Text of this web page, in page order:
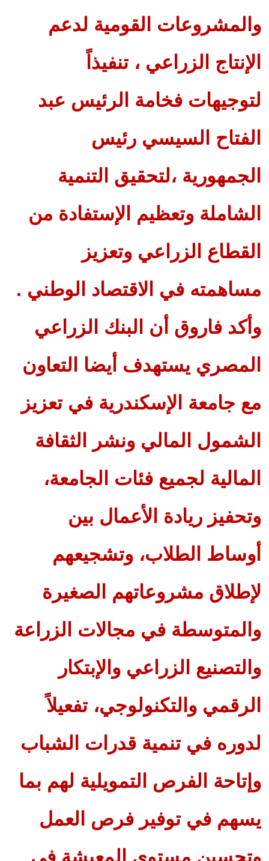
والمشروعات القومية لدعم
الإنتاج الزراعي ، تنفيذاً
لتوجيهات فخامة الرئيس عبد
الفتاح السيسي رئيس
الجمهورية ،لتحقيق التنمية
الشاملة وتعظيم الإستفادة من
القطاع الزراعي وتعزيز
مساهمته في الاقتصاد الوطني .
وأكد فاروق أن البنك الزراعي
المصري يستهدف أيضا التعاون
مع جامعة الإسكندرية في تعزيز
الشمول المالي ونشر الثقافة
المالية لجميع فئات الجامعة،
وتحفيز ريادة الأعمال بين
أوساط الطلاب، وتشجيعهم
لإطلاق مشروعاتهم الصغيرة
والمتوسطة في مجالات الزراعة
والتصنيع الزراعي والإبتكار
الرقمي والتكنولوجي، تفعيلاً
لدوره في تنمية قدرات الشباب
وإتاحة الفرص التمويلية لهم بما
يسهم في توفير فرص العمل